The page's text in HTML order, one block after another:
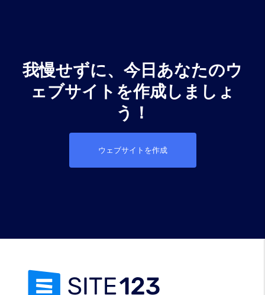
我慢せずに、今日あなたのウ
ェブサイトを作成しましょ
う！
ウェブサイトを作成